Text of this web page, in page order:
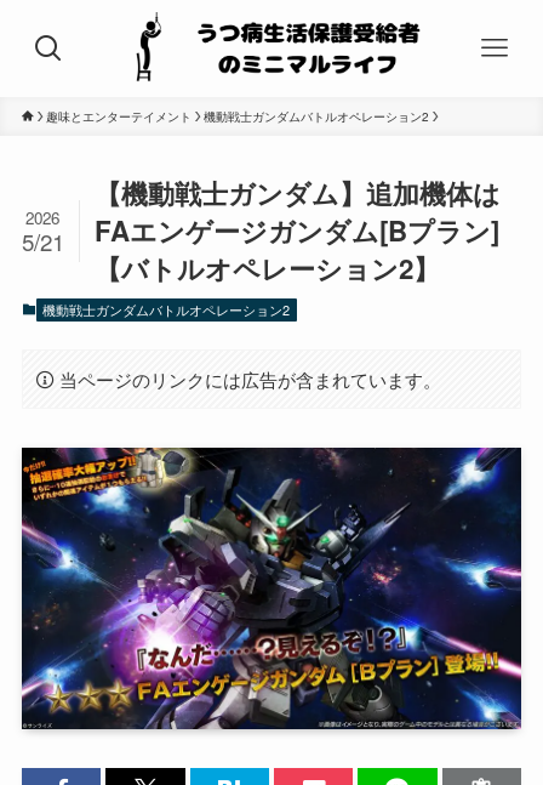
趣味とエンターテイメント 機動戦士ガンダムバトルオペレーション2
【機動戦士ガンダム】追加機体は
FAエンゲージガンダム[Bプラン]
【バトルオペレーション2】
2026
5/21
機動戦士ガンダムバトルオペレーション2
当ページのリンクには広告が含まれています。